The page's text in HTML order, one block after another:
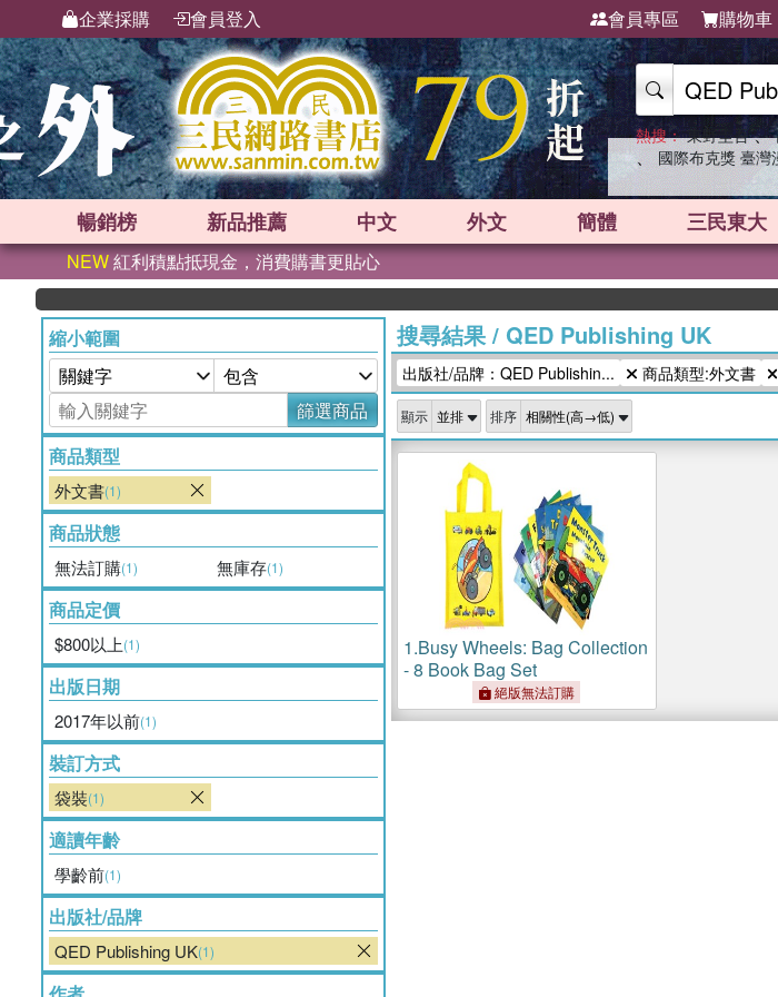
企業採購 會員登入 會員專區 購物車
熱搜： 東野圭吾 、
、 國際布克獎 臺灣
暢銷榜 新品推薦 中文 外文 簡體 三民東大
NEW紅利積點抵現金，消費購書更貼心
縮小範圍
篩選商品
商品類型
外文書(1)
商品狀態
無法訂購(1) 無庫存(1)
商品定價
$800以上(1)
出版日期
2017年以前(1)
裝訂方式
袋裝(1)
適讀年齡
學齡前(1)
出版社/品牌
QED Publishing UK(1)
搜尋結果/ QED Publishing UK
出版社/品牌：QED Publishin... 商品類型:外文書
顯示 排序
1.Busy Wheels: Bag Collection
- 8 Book Bag Set
絕版無法訂購